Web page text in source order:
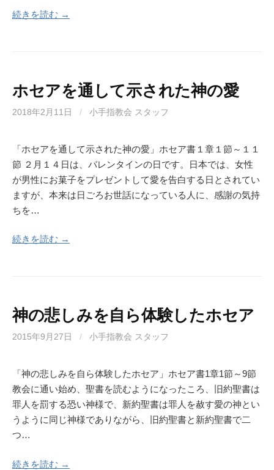
続きを読む →
ホセアを通して示された神の愛
2018年2月11日 / 小手指教会 スタッフ
「ホセアを通して示された神の愛」ホセア書１章１節～１１
節 ２月１４日は、バレンタインの日です。日本では、女性
が男性にお菓子をプレゼントして愛を告白する日とされてい
ますが、本来は日ごろお世話になっている人に、感謝の気持
ちを…
続きを読む →
神の悲しみを自ら体験したホセア
2015年9月27日 / 小手指教会 スタッフ
「神の悲しみを自ら体験したホセア」ホセア書1章1節～9節
教会に通い始め、聖書を読むようになったころ、旧約聖書は
罪人を罰する恐い神様で、新約聖書は罪人を赦す愛の神とい
うように同じ神様でありながら、旧約聖書と新約聖書で二
つ…
続きを読む →